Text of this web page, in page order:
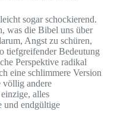
sogar schockierend.
was die Bibel uns über
Angst zu schüren,
tiefgreifender Bedeutung
Perspektive radikal
eine schlimmere Version
völlig andere
alles
und endgültige